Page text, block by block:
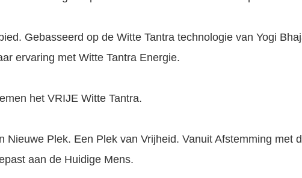
Gebasseerd op de Witte Tantra technologie van Yogi
ervaring met Witte Tantra Energie.
het VRIJE Witte Tantra.
Plek. Een Plek van Vrijheid. Vanuit Afstemming met
aan de Huidige Mens.